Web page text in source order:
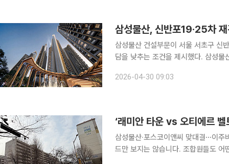
삼성물산 건설부문이 서울 서초구 신
담을 낮추는 조건을 제시했다. 삼성물산은 우수한 재무 건전성과 신용등급을 기반으로 사업비 전액
(LTV) 100% △주택도시보증공사
2026-04-30 09:03
삼성물산·포스코이앤씨 맞대결⋯이주비·금리 등 사업
드만 보지는 않습니다. 조합원들도 어